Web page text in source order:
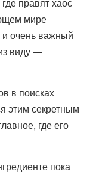
мире
очень важный
виду —
в поисках
этим секретным
где его
пока